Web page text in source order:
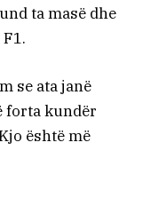
ta masë dhe
se ata janë
forta kundër
është më